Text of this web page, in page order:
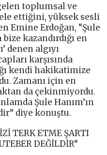
toplumsal ve
ettiğini, yüksek sesli
Emine Erdoğan, “Şule
kazandırdığı en
denen algıyı
karşısında
kendi hakikatimize
Zamanı için en
da çekinmiyordu.
Şule Hanım’ın
diye konuştu.
TERK ETME ŞARTI
DEĞİLDİR”